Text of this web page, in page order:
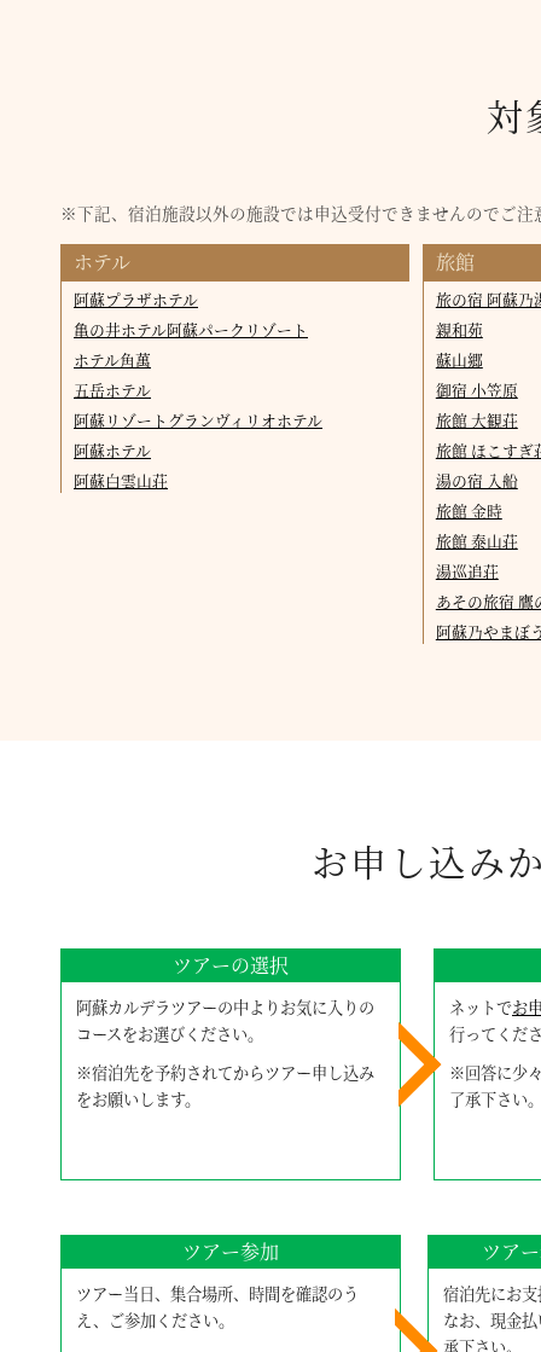
対
下記、宿泊施設以外の施設では申込受付できませんのでご注
ホテル
阿蘇プラザホテル
亀の井ホテル阿蘇パークリゾート
ホテル角萬
五岳ホテル
阿蘇リゾートグランヴィリオホテル
阿蘇ホテル
阿蘇白雲山荘
旅館
旅の宿 阿蘇乃
親和苑
蘇山郷
御宿 小笠原
旅館 大観荘
旅館 ほこすぎ
湯の宿 入船
旅館 金時
旅館 泰山荘
湯巡追荘
あその旅宿 鷹
阿蘇乃やまぼ
お申し込み
ツアーの選択
阿蘇カルデラツアーの中よりお気に入りの
コースをお選びください。
※宿泊先を予約されてからツアー申し込み
をお願いします。
ネットでお
行ってくだ
※回答に少
了承下さい
ツアー参加
ツアー当日、集合場所、時間を確認のう
え、ご参加ください。
ツア
宿泊先にお
なお、現金
承下さい。